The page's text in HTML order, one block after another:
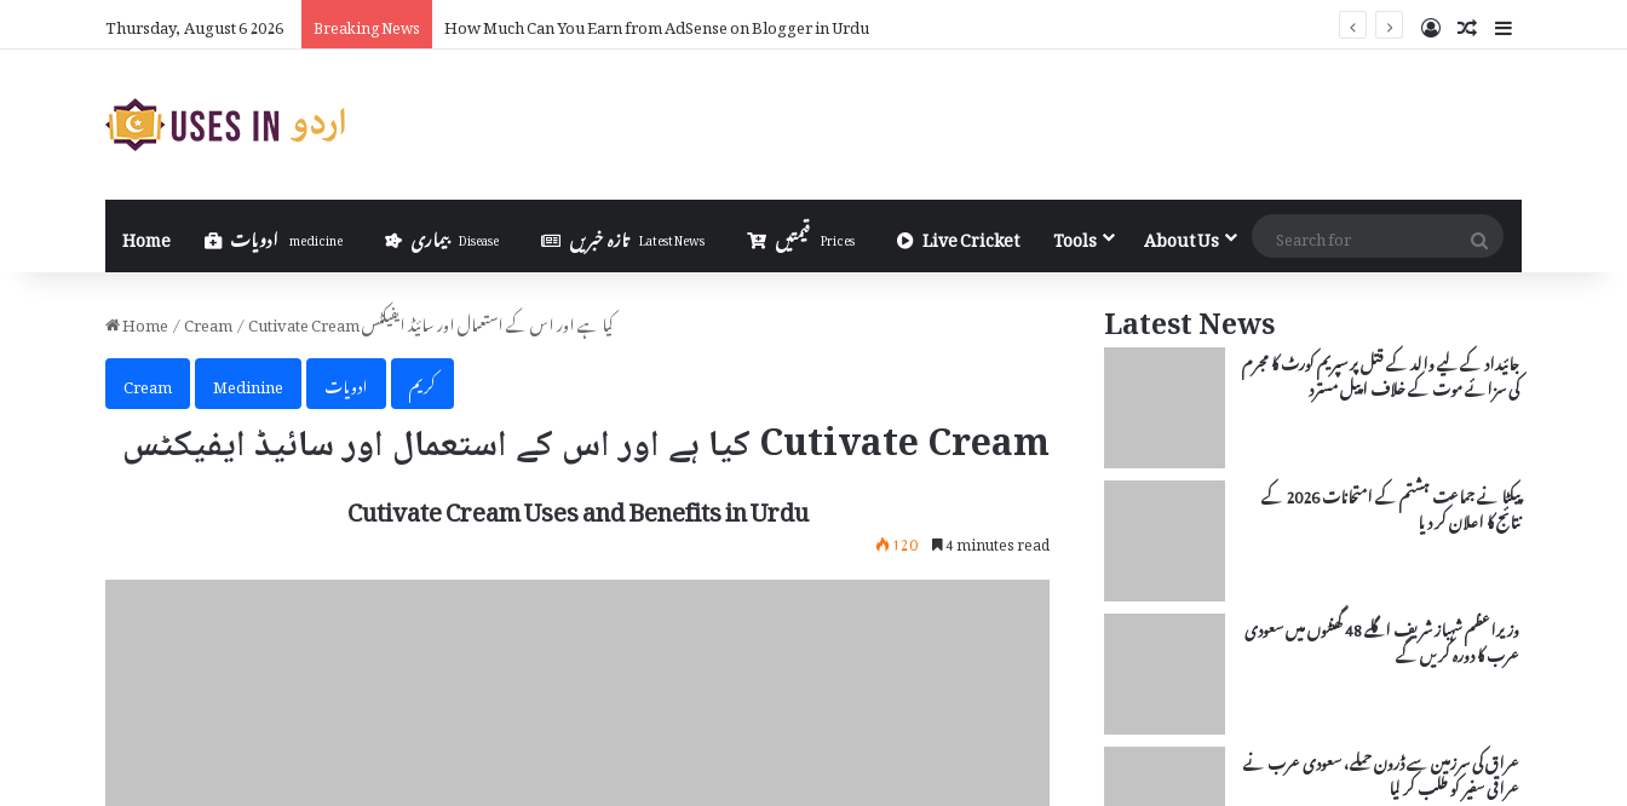
Thursday, August 6 2026 Breaking News How Much Can You Earn from AdSense on Blogger in Urdu Log InRandom Article
Sidebar
Home medicine بیماری Disease تازہ خبریں Latest News Prices Live Cricket Tools About Us
Search
for
Home/Cream/
Cutivate Cream کیا ہے اور اس کے استعمال اور سائیڈ ایفیکٹس
Cream
Medinine ادویات کریم
Cutivate Cream کیا ہے اور اس کے استعمال اور سائیڈ ایفیکٹس
Cutivate Cream Uses and Benefits in Urdu
120 4 minutes read
Latest News
جائیداد کے لیے والد کے قتل پر سپریم کورٹ کا مجرم
کی سزائے موت کے خلاف اپیل مسترد
پیکٹا نے جماعت ہشتم کے امتحانات 2026 کے
نتائج کا اعلان کر دیا
وزیراعظم شہباز شریف اگلے 48 گھنٹوں میں سعودی
عرب کا دورہ کریں گے
عراق کی سرزمین سے ڈرون حملے، سعودی عرب نے
عراقی سفیر کو طلب کر لیا